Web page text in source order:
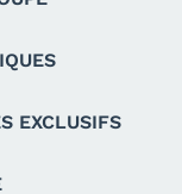
EXCLUSIFS